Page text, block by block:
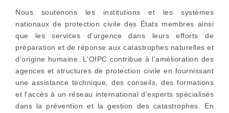
Nous soutenons les institutions et les systèmes
nationaux de protection civile des États membres ainsi
que les services d'urgence dans leurs efforts de
préparation et de réponse aux catastrophes naturelles et
d'origine humaine. L'OIPC contribue à l'amélioration des
agences et structures de protection civile en fournissant
une assistance technique, des conseils, des formations
et l'accès à un réseau international d'experts spécialisés
dans la prévention et la gestion des catastrophes. En